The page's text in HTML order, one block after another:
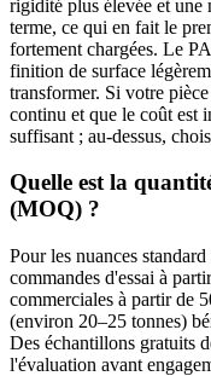
rigidité plus élevée et une
terme, ce qui en fait le
fortement chargées. Le
finition de surface
transformer. Si votre
continu et que le coût est
suffisant ; au-dessus,
Quelle est la
(MOQ) ?
Pour les nuances
commandes d'essai à
commerciales à partir de
(environ 20–25 tonnes)
Des échantillons gratuits
l'évaluation avant